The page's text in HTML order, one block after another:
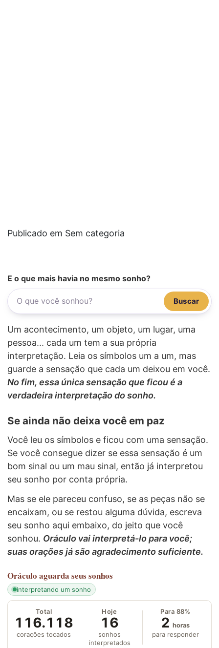
Publicado em Sem categoria
E o que mais havia no mesmo sonho?
Buscar
Um acontecimento, um objeto, um lugar, uma
pessoa... cada um tem a sua própria
interpretação. Leia os símbolos um a um, mas
guarde a sensação que cada um deixou em você.
No fim, essa única sensação que ficou é a
verdadeira interpretação do sonho.
Se ainda não deixa você em paz
Você leu os símbolos e ficou com uma sensação.
Se você consegue dizer se essa sensação é um
bom sinal ou um mau sinal, então já interpretou
seu sonho por conta própria.
Mas se ele pareceu confuso, se as peças não se
encaixam, ou se restou alguma dúvida, escreva
seu sonho aqui embaixo, do jeito que você
sonhou. Oráculo vai interpretá-lo para você;
suas orações já são agradecimento suficiente.
Oráculo aguarda seus sonhos
interpretando um sonho
Total
116.118
corações tocados
Hoje
16
sonhos
interpretados
Para 88%
2 horas
para responder